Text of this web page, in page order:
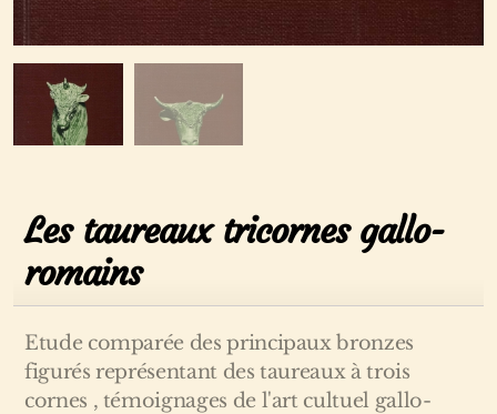
Les taureaux tricornes gallo-
romains
Etude comparée des principaux bronzes
figurés représentant des taureaux à trois
cornes , témoignages de l'art cultuel gallo-